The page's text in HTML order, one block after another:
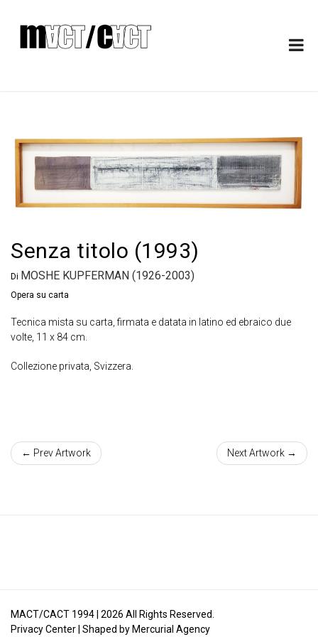
Senza titolo (1993)
Di MOSHE KUPFERMAN (1926-2003)
Opera su carta
Tecnica mista su carta, firmata e datata in latino ed ebraico due
volte, 11 x 84 cm.
Collezione privata, Svizzera.
← Prev Artwork Next Artwork →
MACT/CACT 1994 | 2026 All Rights Reserved.
Privacy Center | Shaped by Mercurial Agency